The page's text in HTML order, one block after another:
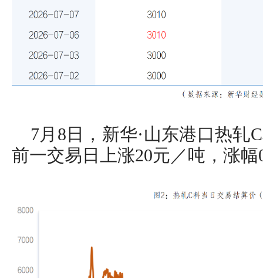
7月8日，新华·山东港口热轧
前一交易日上涨20元／吨，涨幅